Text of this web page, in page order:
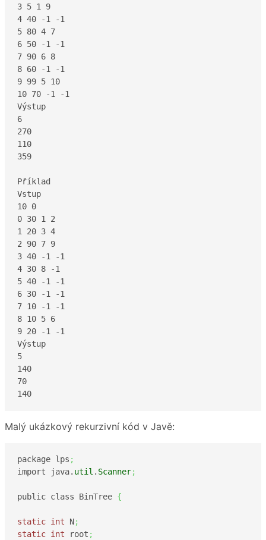
3 5 1 9
4 40 -1 -1
5 80 4 7
6 50 -1 -1
7 90 6 8
8 60 -1 -1
9 99 5 10
10 70 -1 -1
Výstup
6
270
110
359
Příklad
Vstup
10 0
0 30 1 2
1 20 3 4
2 90 7 9
3 40 -1 -1
4 30 8 -1
5 40 -1 -1
6 30 -1 -1
7 10 -1 -1
8 10 5 6
9 20 -1 -1
Výstup
5
140
70
140
Malý ukázkový rekurzivní kód v Javě:
package lps ;
import java. util . Scanner;
public class BinTree {
static int N;
static int root ;